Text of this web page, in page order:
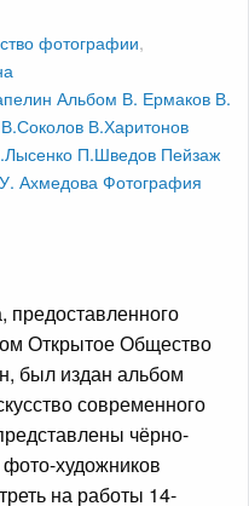
фотографии,
Альбом В. Ермаков В.
В.Соколов В.Харитонов
П.Шведов Пейзаж
У. АхмедоваФотография
предоставленного
Открытое Общество
был издан альбом
современного
чёрно-
художников
на работы 14-